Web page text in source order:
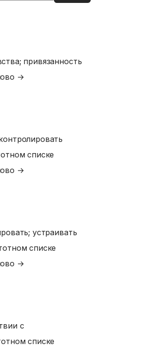
привязанность
→
списке
→
устраивать
списке
→
с
списке